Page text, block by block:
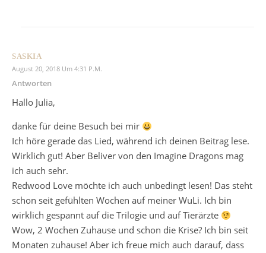
SASKIA
August 20, 2018 Um 4:31 P.m.
Antworten
Hallo Julia,
danke für deine Besuch bei mir
Ich höre gerade das Lied, während ich deinen Beitrag lese.
Wirklich gut! Aber Beliver von den Imagine Dragons mag
ich auch sehr.
Redwood Love möchte ich auch unbedingt lesen! Das steht
schon seit gefühlten Wochen auf meiner WuLi. Ich bin
wirklich gespannt auf die Trilogie und auf Tierärzte
Wow, 2 Wochen Zuhause und schon die Krise? Ich bin seit
Monaten zuhause! Aber ich freue mich auch darauf, dass